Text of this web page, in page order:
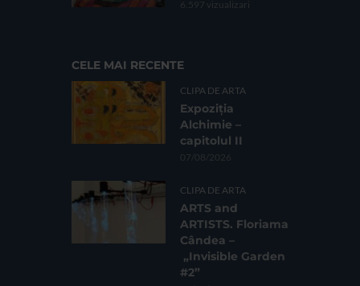
6.597 vizualizari
CELE MAI RECENTE
CLIPA DE ARTA
Expoziția
Alchimie –
capitolul II
07/08/2026
CLIPA DE ARTA
ARTS and
ARTISTS. Floriama
Cândea –
„Invisible Garden
#2”